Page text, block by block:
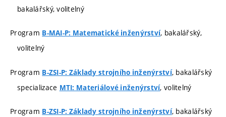
bakalářský, volitelný
Program B-MAI-P: Matematické inženýrství, bakalářský,
volitelný
Program B-ZSI-P: Základy strojního inženýrství, bakalářský
specializace MTI: Materiálové inženýrství, volitelný
Program B-ZSI-P: Základy strojního inženýrství, bakalářský